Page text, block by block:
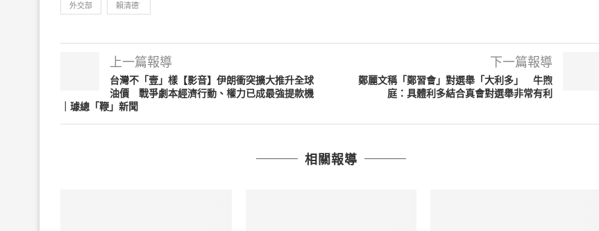
外交部 賴清德˙
上一篇報導
台灣不「壹」樣【影音】伊朗衝突擴大推升全球
油價 戰爭劇本經濟行動、權力已成最強提款機
｜璩總「鞭」新聞
下一篇報導
鄭麗文稱「鄭習會」對選舉「大利多」 牛煦
庭：具體利多結合真會對選舉非常有利
相關報導